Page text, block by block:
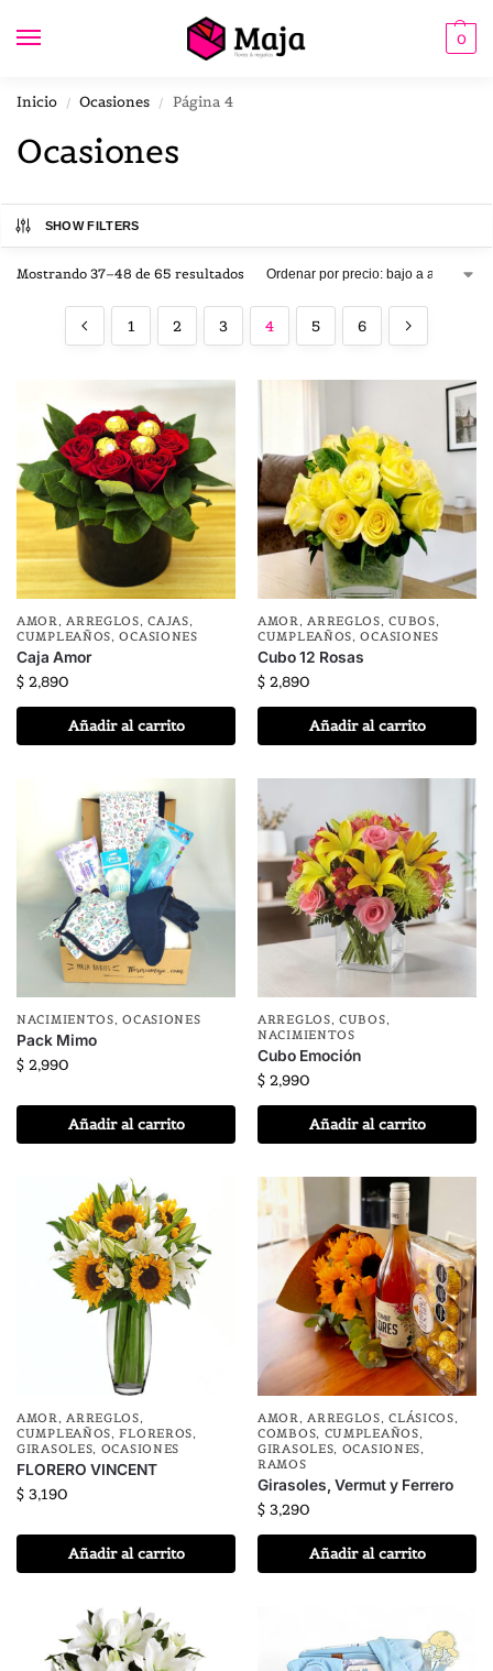
0
Inicio / Ocasiones / Página 4
Ocasiones
SHOW FILTERS
Mostrando 37–48 de 65 resultados
1 2 3 4 5 6
AMOR ARREGLOS ,CAJAS
CUMPLEAÑOS ,OCASIONES
Caja Amor
$ 2,890
Añadir al carrito
AMOR ARREGLOS ,CUBOS
CUMPLEAÑOS ,OCASIONES
Cubo 12 Rosas
$ 2,890
Añadir al carrito
NACIMIENTOS ,OCASIONES
Pack Mimo
$ 2,990
Añadir al carrito
ARREGLOS ,CUBOS
NACIMIENTOS
Cubo Emoción
$ 2,990
Añadir al carrito
AMOR ARREGLOS
CUMPLEAÑOS ,FLOREROS
GIRASOLES OCASIONES
FLORERO VINCENT
$ 3,190
Añadir al carrito
AMOR ARREGLOS ,CLÁSICOS
COMBOS CUMPLEAÑOS
GIRASOLES OCASIONES
RAMOS
Girasoles, Vermut y Ferrero
$ 3,290
Añadir al carrito